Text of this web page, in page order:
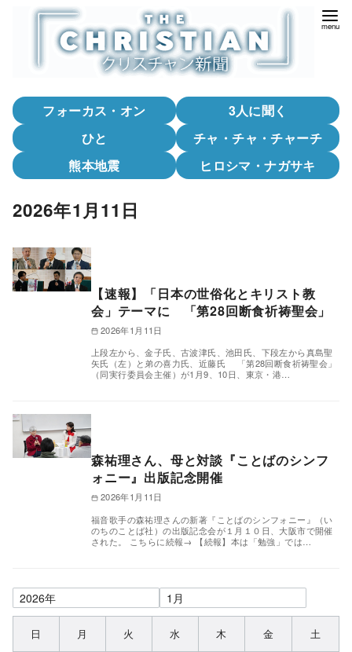
フォーカス・オン
3人に聞く
ひと
チャ・チャ・チャーチ
熊本地震
ヒロシマ・ナガサキ
2026年1月11日
【速報】「日本の世俗化とキリスト教
会」テーマに 「第28回断食祈祷聖会」
2026年1月11日
上段左から、金子氏、古波津氏、池田氏、下段左から真島聖
矢氏（左）と弟の喜力氏、近藤氏 「第28回断食祈祷聖会」
（同実行委員会主催）が1月9、10日、東京・港…
森祐理さん、母と対談『ことばのシンフ
ォニー』出版記念開催
2026年1月11日
福音歌手の森祐理さんの新著『ことばのシンフォニー』（い
のちのことば社）の出版記念会が１月１０日、大阪市で開催
された。 こちらに続報→ 【続報】本は「勉強」では…
日 月 火 水 木 金 土